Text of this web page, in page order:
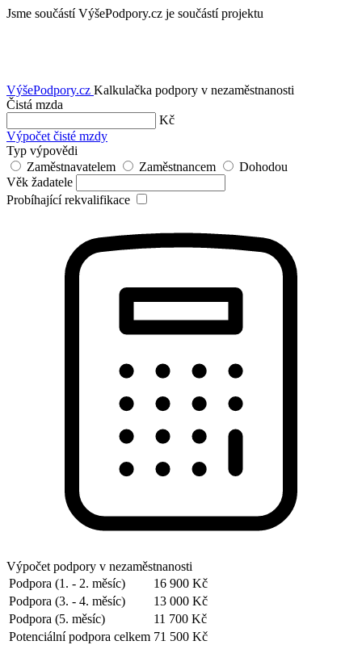
Jsme součástí VýšePodpory.cz je součástí projektu
VýšePodpory.cz Kalkulačka podpory v nezaměstnanosti
Čistá mzda
Kč
Výpočet čisté mzdy
Typ výpovědi
Zaměstnavatelem
Zaměstnancem
Dohodou
Věk žadatele
Probíhající rekvalifikace
Výpočet podpory v nezaměstnanosti
Podpora (1. - 2. měsíc)
16 900 Kč
Podpora (3. - 4. měsíc)
13 000 Kč
Podpora (5. měsíc)
11 700 Kč
Potenciální podpora celkem 71 500 Kč